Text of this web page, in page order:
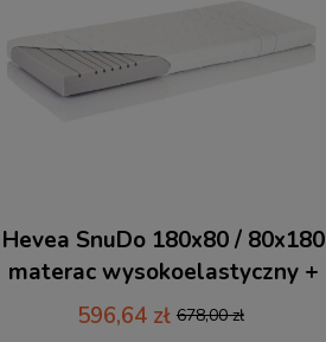
Hevea SnuDo 180x80 / 80x180
materac wysokoelastyczny +
RABAT
596,64 zł 678,00 zł